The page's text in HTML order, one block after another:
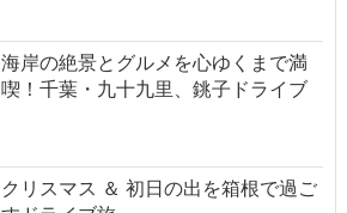
海岸の絶景とグルメを心ゆくまで満
喫！千葉・九十九里、銚子ドライブ
クリスマス ＆ 初日の出を箱根で過ご